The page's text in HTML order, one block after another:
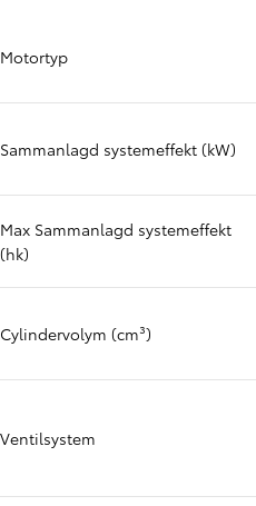
Motortyp
Sammanlagd systemeffekt (kW)
Max Sammanlagd systemeffekt
(hk)
Cylindervolym (cm³)
Ventilsystem